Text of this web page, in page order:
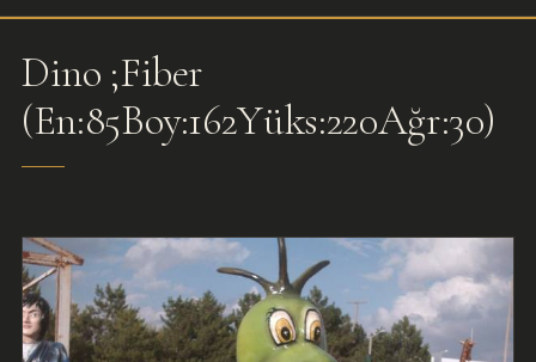
Dino ;Fiber
(En:85Boy:162Yüks:220Ağr:30)